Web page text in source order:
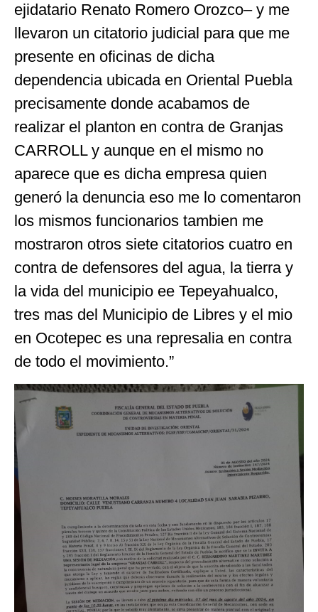
ejidatario Renato Romero Orozco– y me
llevaron un citatorio judicial para que me
presente en oficinas de dicha
dependencia ubicada en Oriental Puebla
precisamente donde acabamos de
realizar el planton en contra de Granjas
CARROLL y aunque en el mismo no
aparece que es dicha empresa quien
generó la denuncia eso me lo comentaron
los mismos funcionarios tambien me
mostraron otros siete citatorios cuatro en
contra de defensores del agua, la tierra y
la vida del municipio ee Tepeyahualco,
tres mas del Municipio de Libres y el mio
en Ocotepec es una represalia en contra
de todo el movimiento.”